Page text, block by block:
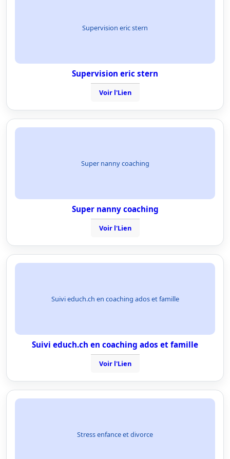
Supervision eric stern
Supervision eric stern
Voir l'Lien
Super nanny coaching
Super nanny coaching
Voir l'Lien
Suivi educh.ch en coaching ados et famille
Suivi educh.ch en coaching ados et famille
Voir l'Lien
Stress enfance et divorce